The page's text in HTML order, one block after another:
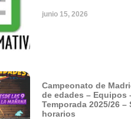
junio 15, 2026
Campeonato de
de edades – Equipos
Temporada 2025/26 –
horarios